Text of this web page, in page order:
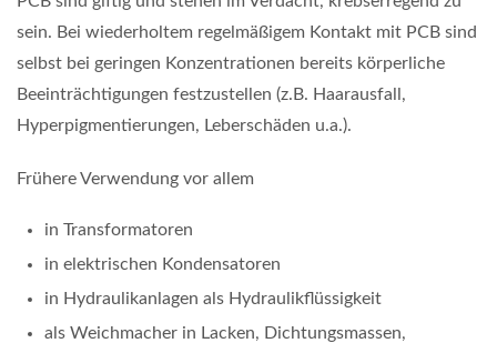
sein. Bei wiederholtem regelmäßigem Kontakt mit PCB sind
selbst bei geringen Konzentrationen bereits körperliche
Beeinträchtigungen festzustellen (z.B. Haarausfall,
Hyperpigmentierungen, Leberschäden u.a.).
Frühere Verwendung vor allem
in Transformatoren
in elektrischen Kondensatoren
in Hydraulikanlagen als Hydraulikflüssigkeit
als Weichmacher in Lacken, Dichtungsmassen,